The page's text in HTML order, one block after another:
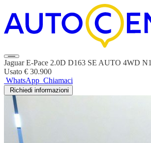
Jaguar E-Pace 2.0D D163 SE AUTO 4WD N1
Usato € 30.900
WhatsApp Chiamaci
Richiedi informazioni